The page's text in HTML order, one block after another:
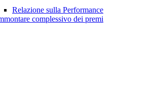
Relazione sulla Performance
complessivo dei premi